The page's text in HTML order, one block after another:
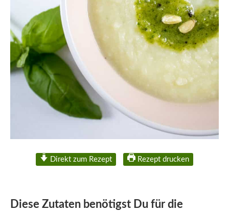
Direkt zum Rezept Rezept drucken
Diese Zutaten benötigst Du für die